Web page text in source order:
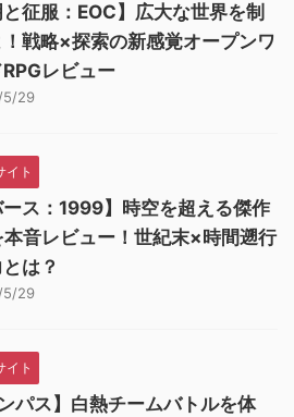
と征服：EOC】広大な世界を制
戦略×探索の新感覚オープンワ
レビュー
5/29
イト
ース：1999】時空を超える傑作
本音レビュー！世紀末×時間遡行
は？
5/29
イト
ンパス】白熱チームバトルを体